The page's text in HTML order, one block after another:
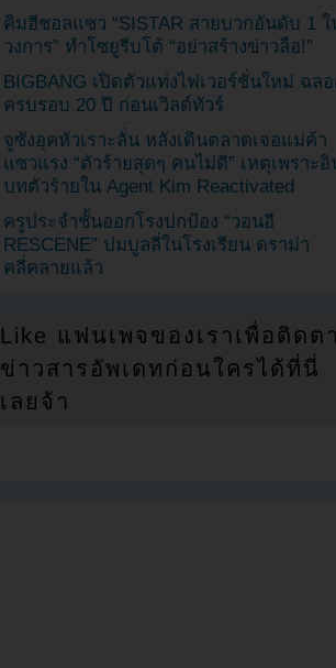
คิมฮีชอลแซว “SISTAR สายบวกอันดับ 1 ใ
วงการ” ทำโซยูรีบโต้ “อย่าสร้างข่าวลือ!”
BIGBANG เปิดตัวแท่งไฟเวอร์ชั่นใหม่ ฉลอ
ครบรอบ 20 ปี ก่อนเวิลด์ทัวร์
จูซังอุคหัวเราะลั่น หลังเดินตลาดเจอแม่ค้า
แซวแรง “ตัวร้ายสุดๆ คนไม่ดี” เหตุเพราะอิ
บทตัวร้ายใน Agent Kim Reactivated
ครูประจำชั้นออกโรงปกป้อง “วอนอี
RESCENE” ปมบูลลี่ในโรงเรียน ดราม่า
คลี่คลายแล้ว
Like แฟนเพจของเราเพื่อติดต
ข่าวสารอัพเดทก่อนใครได้ที่นี่
เลยจ้า